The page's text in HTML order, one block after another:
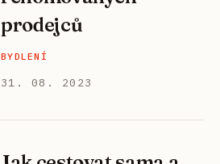
prodejců
BYDLENÍ
31. 08. 2023